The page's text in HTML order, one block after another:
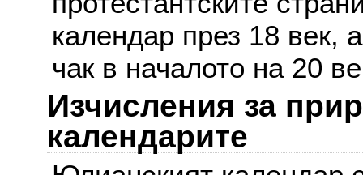
календар през 18 век,
чак в началото на 20
Изчисления за
календарите